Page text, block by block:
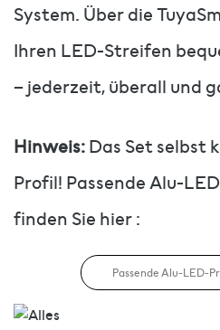
System. Über die
Ihren LED-Streifen
– jederzeit, überall und
Hinweis:Das Set selbst
Profil! Passende Alu-
finden Sie hier :
Passende Alu-LED-